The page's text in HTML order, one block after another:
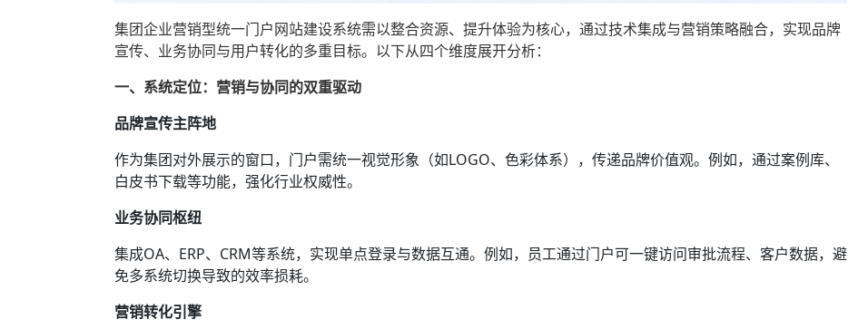
‌集团企业营销型统一门户网站建设系统需以整合资源、提升体验为核心，通过技术集成与营销策略融合，实现品牌
宣传、业务协同与用户转化的多重目标‌。以下从四个维度展开分析：
一、系统定位：营销与协同的双重驱动
品牌宣传主阵地
作为集团对外展示的窗口，门户需统一视觉形象（如LOGO、色彩体系），传递品牌价值观。例如，通过案例库、
白皮书下载等功能，强化行业权威性。
业务协同枢纽
集成OA、ERP、CRM等系统，实现单点登录与数据互通。例如，员工通过门户可一键访问审批流程、客户数据，避
免多系统切换导致的效率损耗。
营销转化引擎